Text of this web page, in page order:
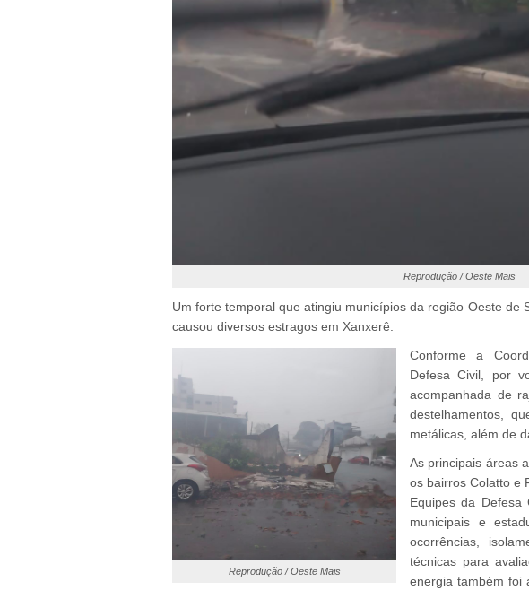
Reprodução / Oeste Mais
Um forte temporal que atingiu municípios da região Oeste de
causou diversos estragos em Xanxerê.
Reprodução / Oeste Mais
Conforme a
Defesa Civil, por
acompanhada de
destelhamentos,
metálicas, além de
As principais áreas
os bairros Colatto e
Equipes da Defesa
municipais e
ocorrências,
técnicas para
energia também foi